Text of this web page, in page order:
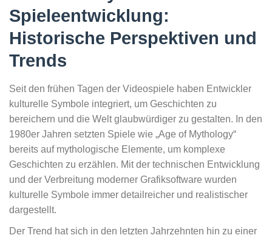
Spieleentwicklung:
Historische Perspektiven und
Trends
Seit den frühen Tagen der Videospiele haben Entwickler
kulturelle Symbole integriert, um Geschichten zu
bereichern und die Welt glaubwürdiger zu gestalten. In den
1980er Jahren setzten Spiele wie „Age of Mythology“
bereits auf mythologische Elemente, um komplexe
Geschichten zu erzählen. Mit der technischen Entwicklung
und der Verbreitung moderner Grafiksoftware wurden
kulturelle Symbole immer detailreicher und realistischer
dargestellt.
Der Trend hat sich in den letzten Jahrzehnten hin zu einer